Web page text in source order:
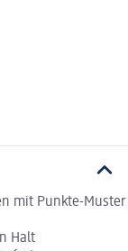
mit Punkte-Muster
Halt